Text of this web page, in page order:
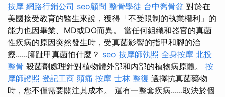
按摩 網路行銷公司 seo顧問 整骨學徒 台中喬骨盆 對於在
美國接受教育的醫生來說，獲得「不受限制的執業權利」的
能力也因畢業、MD或DO而異。 當任何組織和器官的真菌
性疾病的原因突然發生時，受真菌影響的指甲和腳的治
療......腳趾甲真菌怕什麼？ seo 按摩師執照 全身按摩 北投
整骨 殺菌劑處理針對植物體外部和內部的植物病原體。 按
摩師證照 登記工商 頭痛 按摩 士林 整復 選擇抗真菌藥物
時，您不僅需要關注其成本。 還有一整套疾病......取決於個